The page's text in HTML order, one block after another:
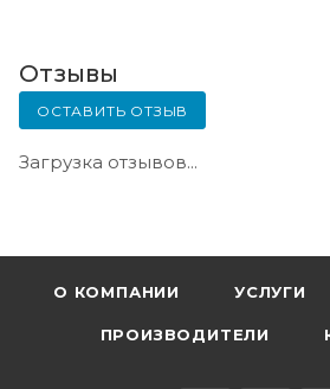
Отзывы
ОСТАВИТЬ ОТЗЫВ
Загрузка отзывов...
О КОМПАНИИ УСЛУГИ
ПРОИЗВОДИТЕЛИ